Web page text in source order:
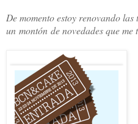
De momento estoy renovando
un montón de novedades que me